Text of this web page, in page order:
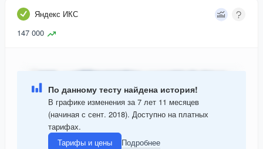
Яндекс ИКС
147 000
По данному тесту найдена история!
В графике изменения за 7 лет 11 месяцев
(начиная с сент. 2018). Доступно на платных
тарифах.
Тарифы и цены
Подробнее